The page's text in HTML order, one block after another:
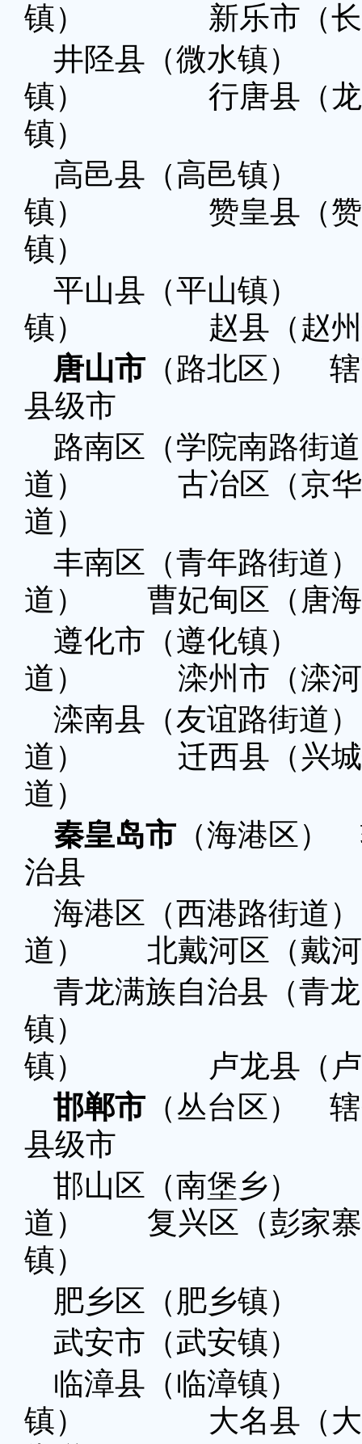
镇） 新乐市（长
井陉县（微水镇
镇） 行唐县（
镇）
高邑县（高邑镇
镇） 赞皇县（
镇）
平山县（平山镇
镇） 赵县（赵州
唐山市 （路北区）
县级市
路南区（学院南路街
道） 古冶区（京
道）
丰南区（青年路街
道） 曹妃甸区（唐海
遵化市（遵化镇
道） 滦州市（滦河
滦南县（友谊路街
道） 迁西县（兴
道）
秦皇岛市 （海港区）
治县
海港区（西港路街
道） 北戴河区（戴
青龙满族自治县（青龙
镇） 昌黎
镇） 卢龙县（卢
邯郸市 （丛台区）
县级市
邯山区（南堡乡
道） 复兴区（彭家
镇）
肥乡区（肥乡镇
武安市（武安镇）
临漳县（临漳镇
镇） 大名县（